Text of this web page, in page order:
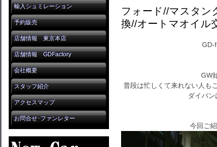
輸入シュミレーション
予約販売
店舗情報 東京本店
店舗情報 GDFactory
会社概要
スタッフ紹介
アクセスマップ
お問合せ･ファンレター
フォード//マスタン
換//オートマオイル
GD-
GW
普段は忙しくて来れない人も
ダイバ
今回ご